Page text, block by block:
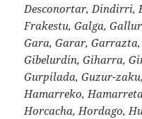
Desconortar, Dindirri,
Frakestu, Galga,
Gara, Garar,
Gibelurdin, Giharra,
Gurpilada, Guzur-
Hamarreko,
Horcacha, Hordago,